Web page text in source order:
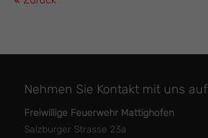
Nehmen Sie Kontakt mit uns auf
Freiwillige Feuerwehr Mattighofen
Salzburger Strasse 23a